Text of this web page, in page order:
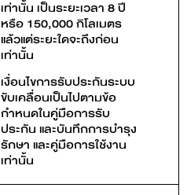
เท่านั้น เป็นระยะเวลา 8 ปี
หรือ 150,000 กิโลเมตร
แล้วแต่ระยะใดจะถึงก่อน
เท่านั้น
เงื่อนไขการรับประกันระบบ
ขับเคลื่อนเป็นไปตามข้อ
กำหนดในคู่มือการรับ
ประกัน และบันทึกการบำรุง
รักษา และคู่มือการใช้งาน
เท่านั้น